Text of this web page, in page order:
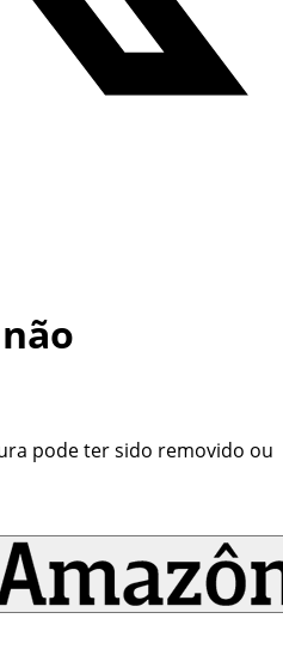
pode ter sido removido ou